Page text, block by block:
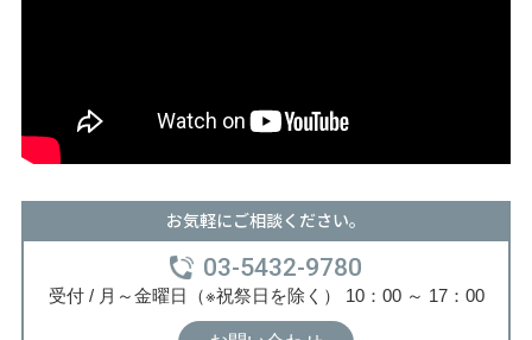
お気軽にご相談ください。
03-5432-9780
受付 / 月～金曜日（※祝祭日を除く） 10：00 ～ 17：00